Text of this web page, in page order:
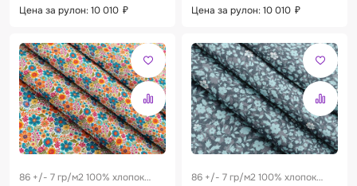
Цена за рулон: 10 010 ₽ Цена за рулон: 10 010 ₽
86 +/- 7 гр/м2 100% хлопок
86 +/- 7 гр/м2 100% хлопок